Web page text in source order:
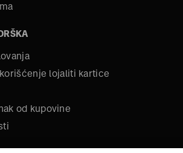
lojaliti kartice
od kupovine